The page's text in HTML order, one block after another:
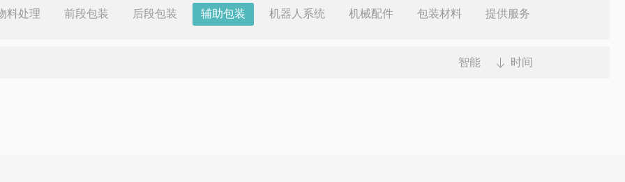
料处理 前段包装 后段包装 辅助包装 机器人系统 机械配件 包装材料 提供服务
智能 时间